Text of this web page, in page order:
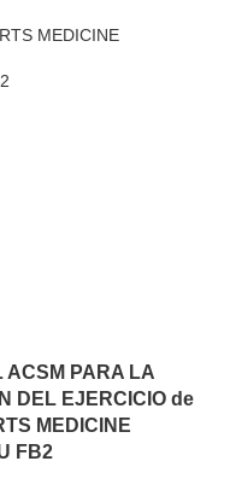
MEDICINE
PARA LA
DEL EJERCICIO de
MEDICINE
FB2